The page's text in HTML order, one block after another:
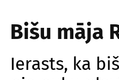
Bišu māja
Ierasts, ka